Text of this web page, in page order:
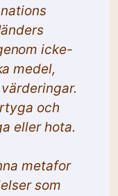
icke-
medel,
och
eller hota.
metafor
som